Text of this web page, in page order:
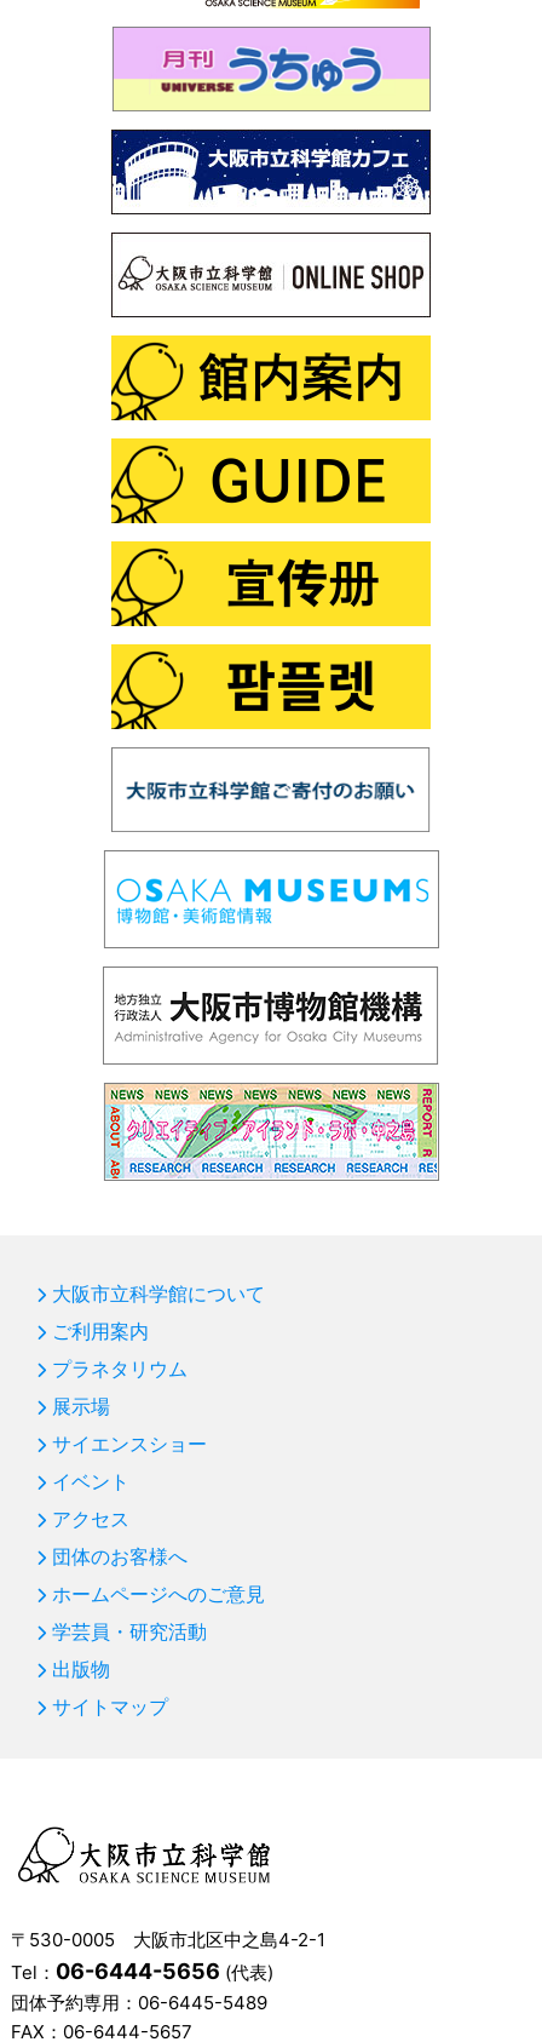
第111回 企画展「石は地球のワンダー～鉱物と化石に魅
せられた2人のコレクション～」
第110回 プラネタリウム「見えない宇宙のミステリー～
謎の光・Ｘ線をとらえろ～」
第109回 「星図の描き方」
第108回 サイエンスショー「静電気なんてこわくな
い！？」
第106回 サイエンスショー「ふしぎな形にだまされる
な！」
第105回 「化学と宮沢賢治」
第104回 プラネタリウム「星空オールナイト」
第103回 プラネタリウム「火星・土星・冥王星ツア
第102回 プラネタリウム「ファミリータイム」
第101回 この夏は「花火×化学」
第100回 プラネタリウム「銀河の世界」
第99回 プラネタリウム「星の誕生」
第98回 「スーパー磁石で大冒険」
第97回 「鉱物の結晶構造」
第95回 プラネタリウム「ロゼッタ、彗星を探査せ
第93回 企画展「光とあかり」
第92回プラネタリウム「ブラックホール」
第91回サイエンスショー「赤青緑の光サイエンス」
第90回国際光年協賛「花火の色とひかり展」
第87回サイエンスショー「飛ばしてみよう！」
第86回 プラネタリウム「オーロラ」
第85回 サイエンスショー「バランス大実験」
新年のごあいさつ
第84回 プラネタリウム「ビッグバン～宇宙ヒストリア
～」
第83回 サイエンスショー「水の科学」：凍らない水
第82回 プラネタリウム「宇宙人をさがす冴えたやり方
―沈黙のフライバイ」
第81回 「はやぶさ２」 プラネタリウム＆企画展につい
て
第80回 サイエンスショー「空気パワー」
第77回 オーストラリア・パワーハウスミュージアム訪
第77回 オーストラリア・パワーハウスミュージアム訪
問記（前編）
第76回 プラネタリウム「南十字星にあいにいこう」
大阪市立科学館について
ご利用案内
プラネタリウム
展示場
サイエンスショー
イベント
アクセス
団体のお客様へ
ホームページへのご意見
学芸員・研究活動
出版物
サイトマップ
〒530-0005 大阪市北区中之島4-2-1
Tel： 06-6444-5656 (代表)
団体予約専用： 06-6445-5489
FAX：06-6444-5657